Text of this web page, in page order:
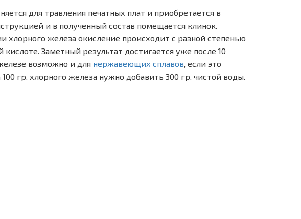
для травления печатных плат и приобретается в
и в полученный состав помещается клинок.
хлорного железа окисление происходит с разной степенью
Заметный результат достигается уже после 10
возможно и для нержавеющих сплавов, если это
гр. хлорного железа нужно добавить 300 гр. чистой воды.